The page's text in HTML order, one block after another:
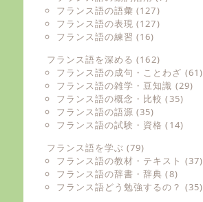
フランス語の語彙 (127)
フランス語の表現 (127)
フランス語の練習 (16)
フランス語を深める (162)
フランス語の成句・ことわざ (61)
フランス語の雑学・豆知識 (29)
フランス語の概念・比較 (35)
フランス語の語源 (35)
フランス語の試験・資格 (14)
フランス語を学ぶ (79)
フランス語の教材・テキスト (37)
フランス語の辞書・辞典 (8)
フランス語どう勉強するの？ (35)